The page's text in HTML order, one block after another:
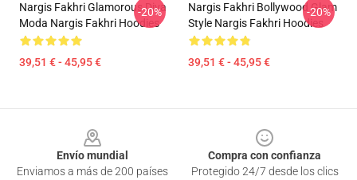
Nargis Fakhri Glamorous Diva
Moda Nargis Fakhri Hoodies
39,51 € - 45,95 €
-20%
Nargis Fakhri Bollywood Glam
Style Nargis Fakhri Hoodies
39,51 € - 45,95 €
-20%
Envío mundial
Enviamos a más de 200 países
Compra con confianza
Protegido 24/7 desde los clics